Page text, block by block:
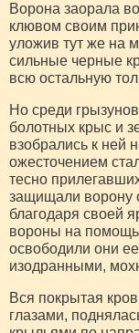
Ворона заорала
клювом своим
уложив тут же на
сильные черные
всю остальную
Но среди
болотных крыс и
взобрались к ней
ожесточением
тесно
защищали ворону
благодаря своей
вороны на помощь
освободили они
изодранными,
Вся покрытая
глазами,